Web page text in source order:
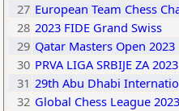
27 European Team Chess
28 2023 FIDE Grand Swiss
29 Qatar Masters Open 2023
30 PRVA LIGA SRBIJE ZA
31 29th Abu Dhabi
32 Global Chess League 2023